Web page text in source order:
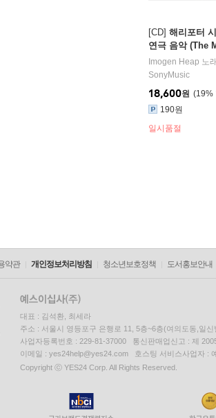
[CD] 해리포터
연극 음악 (The
ter And The
r
Imogen Heap 노
SonyMusic
19%
18,600원
190원
일시품절
약관 개인정보처리방침 청소년보호정책 도서홍보안내
대표 : 김석환, 최세라
주소 : 서울시 영등포구 은행로 11, 5층~6층(여의도동,일신
사업자등록번호 : 229-81-37000 통신판매업신고 : 제
이메일 : yes24help@yes24.com 호스팅 서비스사업자 :
Copyright ⓒ YES24 Corp. All Rights Reserved.